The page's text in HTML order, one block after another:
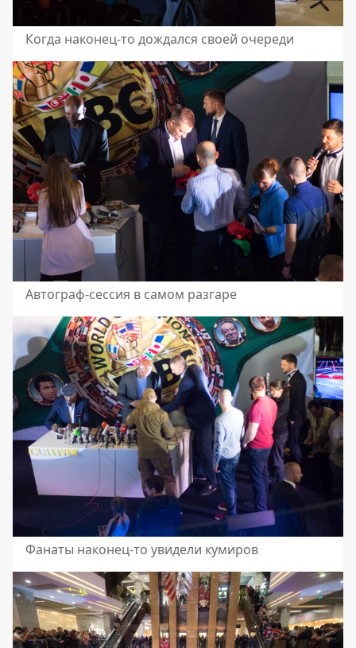
Когда наконец-то дождался своей очереди
Автограф-сессия в самом разгаре
Фанаты наконец-то увидели кумиров